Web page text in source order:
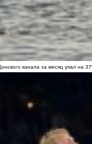
канала за месяц упал на